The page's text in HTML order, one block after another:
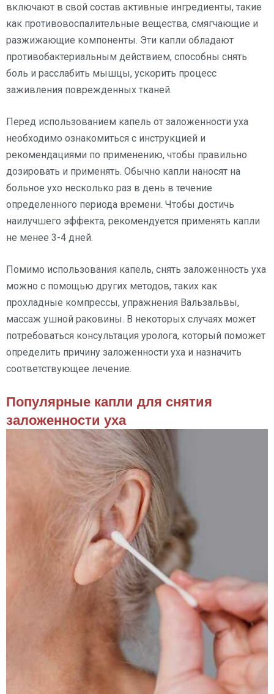
включают в свой состав активные ингредиенты, такие
как противовоспалительные вещества, смягчающие и
разжижающие компоненты. Эти капли обладают
противобактериальным действием, способны снять
боль и расслабить мышцы, ускорить процесс
заживления поврежденных тканей.
Перед использованием капель от заложенности уха
необходимо ознакомиться с инструкцией и
рекомендациями по применению, чтобы правильно
дозировать и применять. Обычно капли наносят на
больное ухо несколько раз в день в течение
определенного периода времени. Чтобы достичь
наилучшего эффекта, рекомендуется применять капли
не менее 3-4 дней.
Помимо использования капель, снять заложенность уха
можно с помощью других методов, таких как
прохладные компрессы, упражнения Вальзальвы,
массаж ушной раковины. В некоторых случаях может
потребоваться консультация уролога, который поможет
определить причину заложенности уха и назначить
соответствующее лечение.
Популярные капли для снятия
заложенности уха